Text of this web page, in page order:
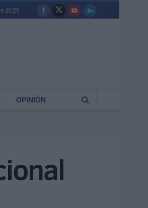
2026
OPINIÓN